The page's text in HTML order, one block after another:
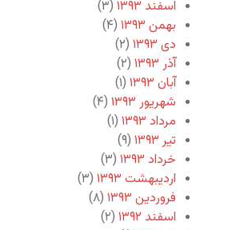
اسفند ۱۳۹۳
(۳)
بهمن ۱۳۹۳
(۴)
دی ۱۳۹۳
(۲)
آذر ۱۳۹۳
(۲)
آبان ۱۳۹۳
(۱)
شهریور ۱۳۹۳
(۴)
مرداد ۱۳۹۳
(۱)
تیر ۱۳۹۳
(۹)
خرداد ۱۳۹۳
(۳)
اردیبهشت ۱۳۹۳
(۳)
فروردین ۱۳۹۳
(۸)
اسفند ۱۳۹۲
(۲)